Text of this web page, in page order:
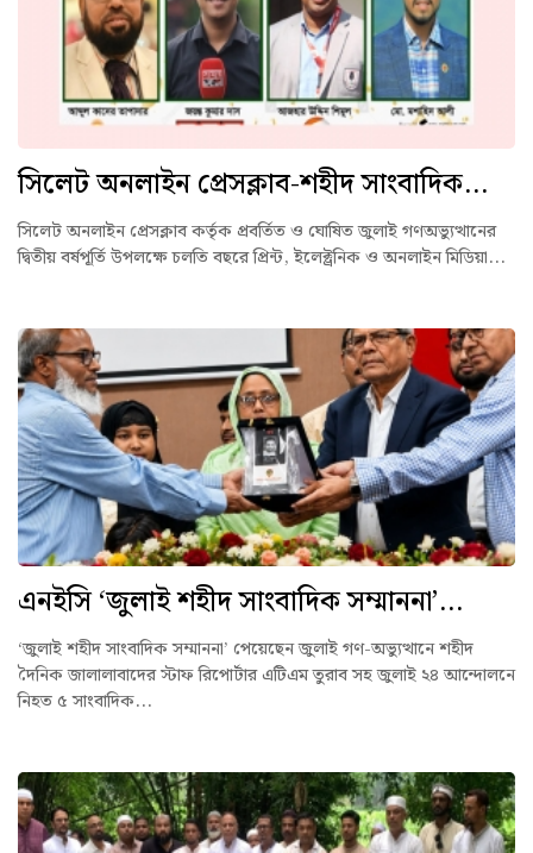
সিলেট অনলাইন প্রেসক্লাব-শহীদ সাংবাদিক...
সিলেট অনলাইন প্রেসক্লাব কর্তৃক প্রবর্তিত ও ঘোষিত জুলাই গণঅভ্যুত্থানের
দ্বিতীয় বর্ষপূর্তি উপলক্ষে চলতি বছরে প্রিন্ট, ইলেক্ট্রনিক ও অনলাইন মিডিয়া...
এনইসি ‘জুলাই শহীদ সাংবাদিক সম্মাননা’...
‘জুলাই শহীদ সাংবাদিক সম্মাননা’ পেয়েছেন জুলাই গণ-অভ্যুত্থানে শহীদ
দৈনিক জালালাবাদের স্টাফ রিপোর্টার এটিএম তুরাব সহ জুলাই ২৪ আন্দোলনে
নিহত ৫ সাংবাদিক...